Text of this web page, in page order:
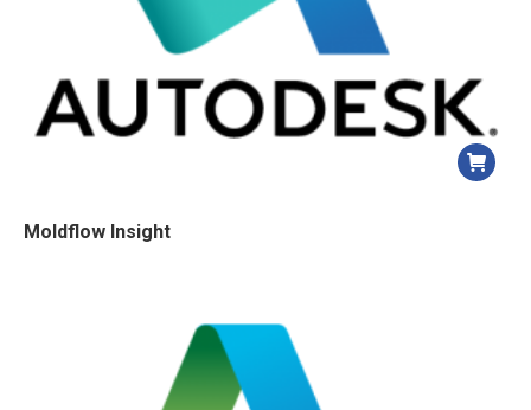
Moldflow Insight